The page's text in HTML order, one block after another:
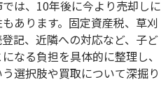
は、10年後に今より売却しに
あります。固定資産税、草刈
記、近隣への対応など、子ど
なる負担を具体的に整理し、
う選択肢や買取について深掘り